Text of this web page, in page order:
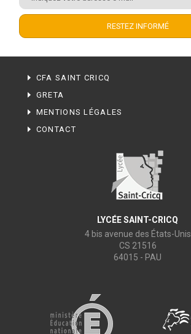
CFA SAINT CRICQ
GRETA
MENTIONS LÉGALES
CONTACT
LYCÉE SAINT-CRICQ
4 bis avenue des États-Unis
CS 21516
64015 - PAU